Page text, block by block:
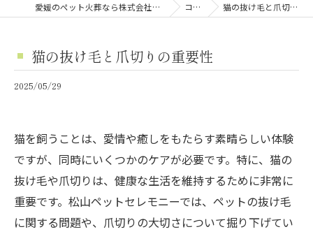
愛媛のペット火葬なら株式会社グリーンゴールド コラム 猫の抜け毛と爪切りの重要性
猫の抜け毛と爪切りの重要性
2025/05/29
猫を飼うことは、愛情や癒しをもたらす素晴らしい体験
ですが、同時にいくつかのケアが必要です。特に、猫の
抜け毛や爪切りは、健康な生活を維持するために非常に
重要です。松山ペットセレモニーでは、ペットの抜け毛
に関する問題や、爪切りの大切さについて掘り下げてい